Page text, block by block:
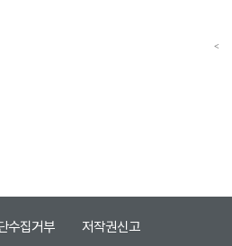
<
수집거부 저작권신고